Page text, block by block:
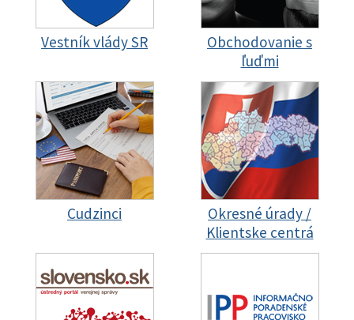
Vestník vlády SR
Obchodovanie s
ľuďmi
Cudzinci
Okresné úrady /
Klientske centrá